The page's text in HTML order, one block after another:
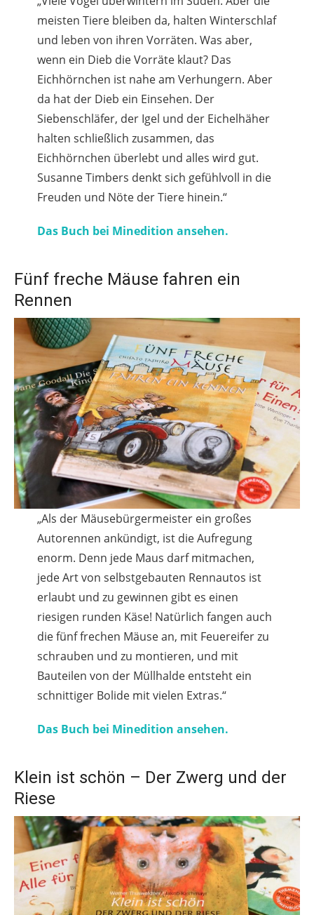
meisten Tiere bleiben da, halten Winterschlaf
und leben von ihren Vorräten. Was aber,
wenn ein Dieb die Vorräte klaut? Das
Eichhörnchen ist nahe am Verhungern. Aber
da hat der Dieb ein Einsehen. Der
Siebenschläfer, der Igel und der Eichelhäher
halten schließlich zusammen, das
Eichhörnchen überlebt und alles wird gut.
Susanne Timbers denkt sich gefühlvoll in die
Freuden und Nöte der Tiere hinein.“
Das Buch bei Minedition ansehen.
Fünf freche Mäuse fahren ein
Rennen
„Als der Mäusebürgermeister ein großes
Autorennen ankündigt, ist die Aufregung
enorm. Denn jede Maus darf mitmachen,
jede Art von selbstgebauten Rennautos ist
erlaubt und zu gewinnen gibt es einen
riesigen runden Käse! Natürlich fangen auch
die fünf frechen Mäuse an, mit Feuereifer zu
schrauben und zu montieren, und mit
Bauteilen von der Müllhalde entsteht ein
schnittiger Bolide mit vielen Extras.“
Das Buch bei Minedition ansehen.
Klein ist schön – Der Zwerg und der
Riese